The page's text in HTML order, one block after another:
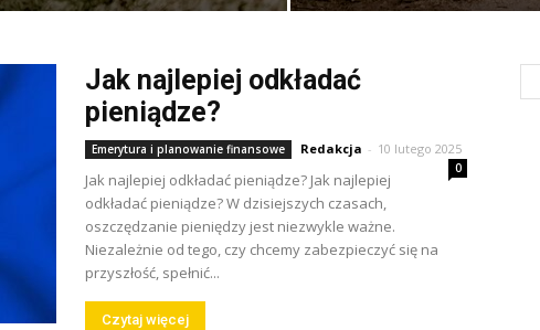
Jak najlepiej odkładać
pieniądze?
Emerytura i planowanie finansowe Redakcja - 10 lutego 2025
0
Jak najlepiej odkładać pieniądze? Jak najlepiej
odkładać pieniądze? W dzisiejszych czasach,
oszczędzanie pieniędzy jest niezwykle ważne.
Niezależnie od tego, czy chcemy zabezpieczyć się na
przyszłość, spełnić...
Czytaj więcej